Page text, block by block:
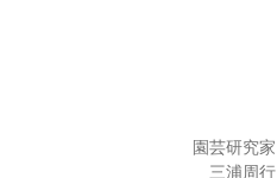
園芸研究家
三浦周行